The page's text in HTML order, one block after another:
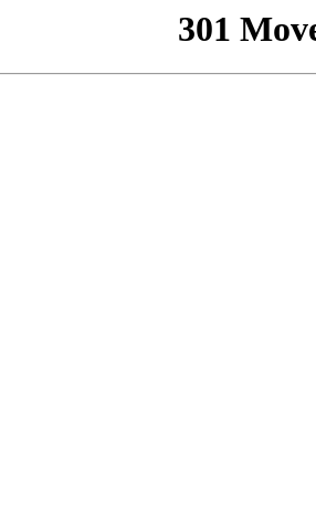
301